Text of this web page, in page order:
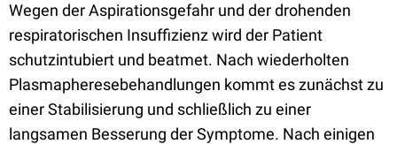
Wegen der Aspirationsgefahr und der drohenden
respiratorischen Insuffizienz wird der Patient
schutzintubiert und beatmet. Nach wiederholten
Plasmapheresebehandlungen kommt es zunächst zu
einer Stabilisierung und schließlich zu einer
langsamen Besserung der Symptome. Nach einigen